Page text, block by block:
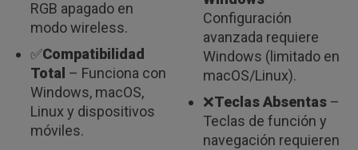
RGB apagado en
modo wireless.
✅Compatibilidad
Total – Funciona con
Windows, macOS,
Linux y dispositivos
móviles.
Configuración
avanzada requiere
Windows (limitado en
macOS/Linux).
❌Teclas Absentas–
Teclas de función y
navegación requieren